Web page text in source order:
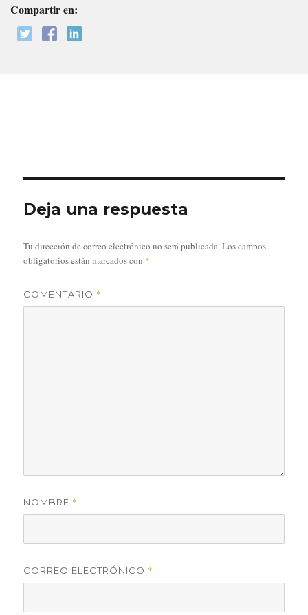
Compartir en:
Deja una respuesta
Tu dirección de correo electrónico no será publicada.Los campos
obligatorios están marcados con *
COMENTARIO *
NOMBRE *
CORREO ELECTRÓNICO *